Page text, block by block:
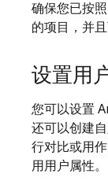
确保您已按照
的项目，并
设置用
您可以设置
还可以创建
行对比或用
用用户属性。